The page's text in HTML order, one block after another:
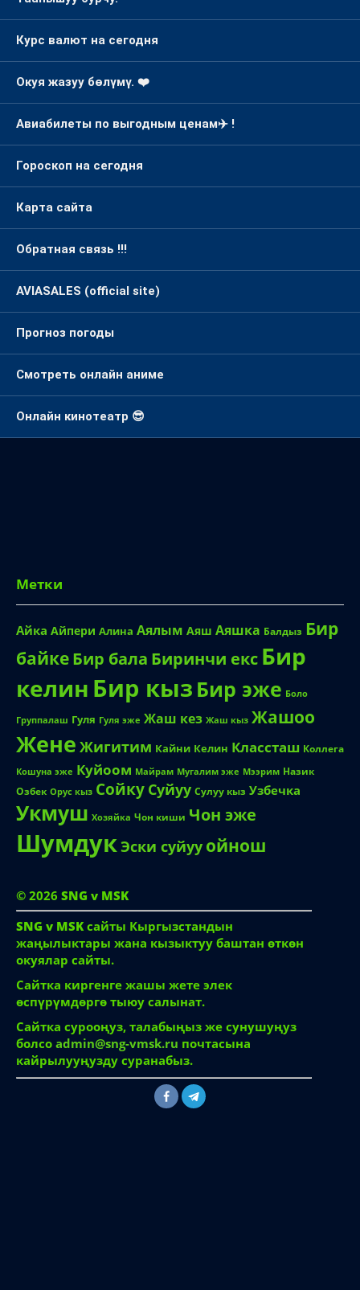
Курс валют на сегодня
Окуя жазуу бөлүмү. ❤️
Авиабилеты по выгодным ценам✈️ !
Гороскоп на сегодня
Карта сайта
Обратная связь !!!
AVIASALES (official site)
Прогноз погоды
Смотреть онлайн аниме
Онлайн кинотеатр 😎
Метки
Айка Айпери Алина Аялым Аяш Аяшка Балдыз Бир
байкеБир бала Биринчи екс Бир
келин Бир кыз Бир эже Боло
Группалаш Гуля Гуля эже Жаш кез Жаш кыз Жашоо
Жене Жигитим Кайни Келин Классташ Коллега
Кошуна эже Куйоом Майрам Мугалим эже Мээрим Назик
Озбек Орус кыз Сойку Суйуу Сулуу кыз Узбечка
Укмуш Хозяйка Чон киши Чон эже
Шумдук Эски суйуу ойнош
© 2026 SNG v MSK
SNG v MSK сайты Кыргызстандын
жаңылыктары жана кызыктуу баштан өткөн
окуялар сайты.
Сайтка киргенге жашы жете элек
өспүрүмдөргө тыюу салынат.
Сайтка сурооңуз, талабыңыз же сунушуңуз
болсо admin@sng-vmsk.ru почтасына
кайрылууңузду суранабыз.